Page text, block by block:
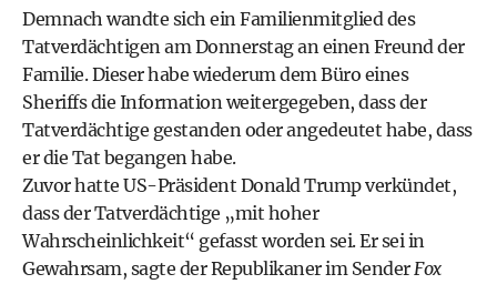
Demnach wandte sich ein Familienmitglied des
Tatverdächtigen am Donnerstag an einen Freund der
Familie. Dieser habe wiederum dem Büro eines
Sheriffs die Information weitergegeben, dass der
Tatverdächtige gestanden oder angedeutet habe, dass
er die Tat begangen habe.
Zuvor hatte US-Präsident Donald Trump verkündet,
dass der Tatverdächtige „mit hoher
Wahrscheinlichkeit“ gefasst worden sei. Er sei in
Gewahrsam, sagte der Republikaner im SenderFox